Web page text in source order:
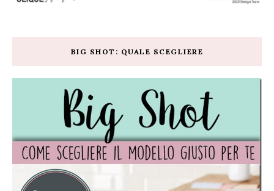
BIG SHOT: QUALE SCEGLIERE